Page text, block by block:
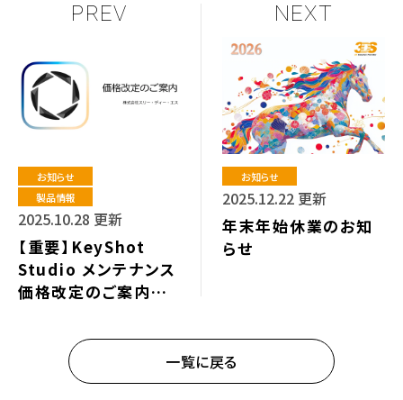
PREV
お知らせ
製品情報
2025.10.28 更新
【重要】KeyShot
Studio メンテナンス
価格改定のご案内｜
NEXT
お知らせ
2025.12.22 更新
年末年始休業のお知
らせ
一覧に戻る